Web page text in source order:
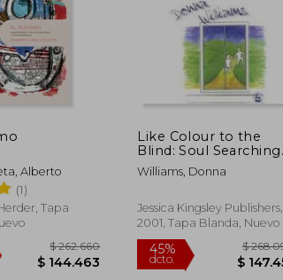
45%
dcto.
Alberto
(1)
Tapa
Like Colour to the
Blind: Soul Searching
and Soul Finding (en
Inglés)
Williams, Donna
Jessica Kingsley Publishers,
2001, Tapa Blanda, Nuevo